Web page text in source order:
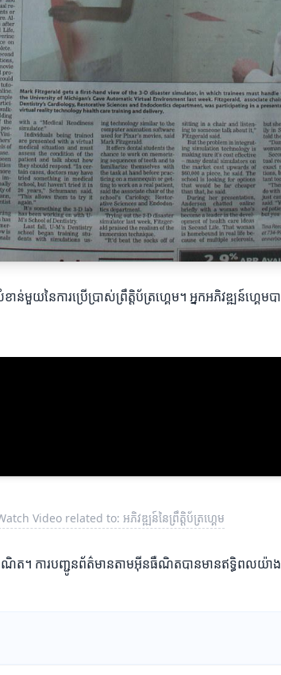
ាន់មួយនៃការប្រើប្រាស់ព្រឹត្តិប័ត្រហ្គេម។ អ្នកអភិវឌ្ឍន៍ហ្
Video related to: អភិវឌ្ឍន៍នៃព្រឹត្តិប័ត្រហ្គេម
ធឺណិត។ ការបញ្ជូនព័ត៌មានតាមអ៊ីនធឺណិតបានមានឥទ្ធិពលយ៉